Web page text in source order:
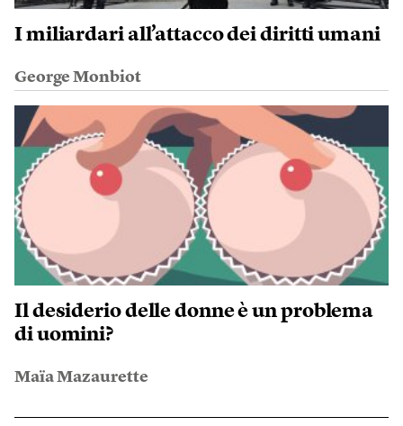
I miliardari all’attacco dei diritti umani
George Monbiot
Il desiderio delle donne è un problema
di uomini?
Maïa Mazaurette